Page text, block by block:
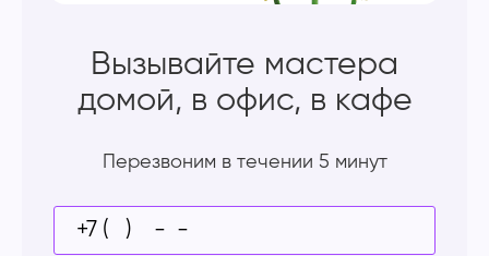
Вызывайте мастера
домой, в офис, в кафе
Перезвоним в течении 5 минут